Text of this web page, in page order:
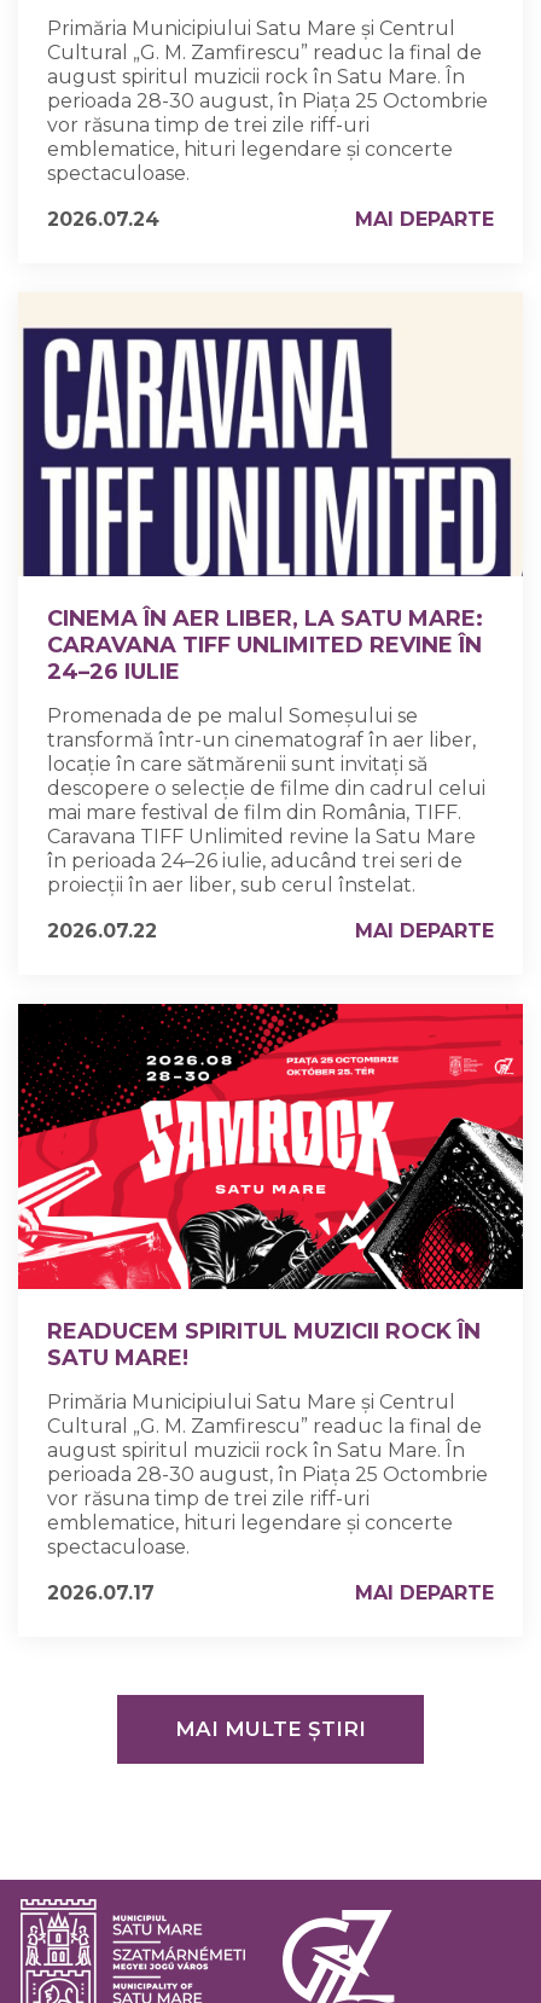
Primăria Municipiului Satu Mare și Centrul
Cultural „G. M. Zamfirescu” readuc la final de
august spiritul muzicii rock în Satu Mare. În
perioada 28-30 august, în Piața 25 Octombrie
vor răsuna timp de trei zile riff-uri
emblematice, hituri legendare și concerte
spectaculoase.
2026.07.24
MAI DEPARTE
CINEMA ÎN AER LIBER, LA SATU MARE:
CARAVANA TIFF UNLIMITED REVINE ÎN
24–26 IULIE
Promenada de pe malul Someșului se
transformă într-un cinematograf în aer liber,
locație în care sătmărenii sunt invitați să
descopere o selecție de filme din cadrul celui
mai mare festival de film din România, TIFF.
Caravana TIFF Unlimited revine la Satu Mare
în perioada 24–26 iulie, aducând trei seri de
proiecții în aer liber, sub cerul înstelat.
2026.07.22
MAI DEPARTE
READUCEM SPIRITUL MUZICII ROCK ÎN
SATU MARE!
Primăria Municipiului Satu Mare și Centrul
Cultural „G. M. Zamfirescu” readuc la final de
august spiritul muzicii rock în Satu Mare. În
perioada 28-30 august, în Piața 25 Octombrie
vor răsuna timp de trei zile riff-uri
emblematice, hituri legendare și concerte
spectaculoase.
2026.07.17
MAI DEPARTE
MAI MULTE ȘTIRI